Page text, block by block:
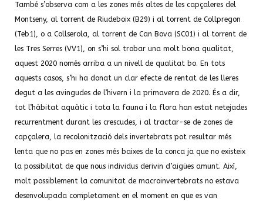
També s’observa com a les zones més altes de les capçaleres del
Montseny, al torrent de Riudeboix (B29) i al torrent de Collpregon
(Teb1), o a Collserola, al torrent de Can Bova (SC01) i al torrent de
les Tres Serres (VV1), on s’hi sol trobar una molt bona qualitat,
aquest 2020 només arriba a un nivell de qualitat bo. En tots
aquests casos, s’hi ha donat un clar efecte de rentat de les lleres
degut a les avingudes de l’hivern i la primavera de 2020. És a dir,
tot l’hàbitat aquàtic i tota la fauna i la flora han estat netejades
recurrentment durant les crescudes, i al tractar-se de zones de
capçalera, la recolonització dels invertebrats pot resultar més
lenta que no pas en zones més baixes de la conca ja que no existeix
la possibilitat de que nous individus derivin d’aigües amunt. Així,
molt possiblement la comunitat de macroinvertebrats no estava
desenvolupada completament en el moment en que es van